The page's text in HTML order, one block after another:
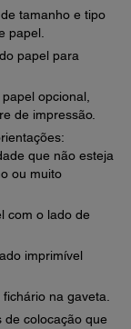
tamanho e tipo
papel.
papel para
opcional,
de impressão.
que não esteja
ou muito
com o lado de
imprimível
na gaveta.
de colocação que